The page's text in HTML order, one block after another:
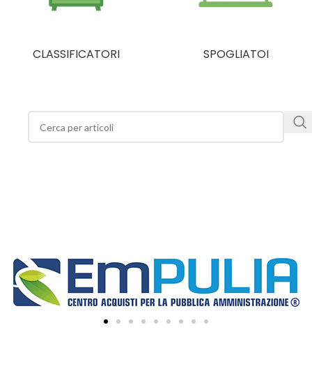
CLASSIFICATORI SPOGLIATOI